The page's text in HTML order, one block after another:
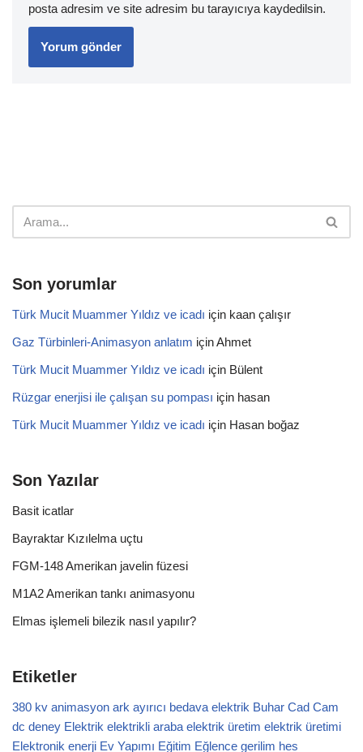
posta adresim ve site adresim bu tarayıcıya kaydedilsin.
Son yorumlar
Türk Mucit Muammer Yıldız ve icadı için kaan çalışır
Gaz Türbinleri-Animasyon anlatım içinAhmet
Türk Mucit Muammer Yıldız ve icadı için Bülent
Rüzgar enerjisi ile çalışan su pompası için hasan
Türk Mucit Muammer Yıldız ve icadı için Hasan boğaz
Son Yazılar
Basit icatlar
Bayraktar Kızılelma uçtu
FGM-148 Amerikan javelin füzesi
M1A2 Amerikan tankı animasyonu
Elmas işlemeli bilezik nasıl yapılır?
Etiketler
380 kv animasyon ark ayırıcı bedava elektrik Buhar Cad Cam
dc deney Elektrik elektrikli araba elektrik üretim elektrik üretimi
Elektronik enerji Ev Yapımı Eğitim Eğlence gerilim hes